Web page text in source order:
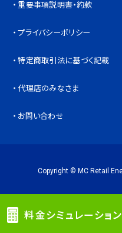
料金シミュレーション
重要事項説明書・約款
プライバシーポリシー
特定商取引法に基づく記載
代理店のみなさま
お問い合わせ
Copyright © MC Retail